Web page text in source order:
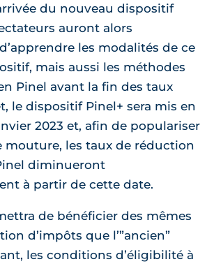
du nouveau dispositif
auront alors
les modalités de ce
mais aussi les méthodes
Pinel avant la fin des taux
le dispositif Pinel+ sera mis en
2023 et, afin de populariser
mouture, les taux de réduction
diminueront
à partir de cette date.
de bénéficier des mêmes
d’impôts que l’”ancien”
les conditions d’éligibilité à